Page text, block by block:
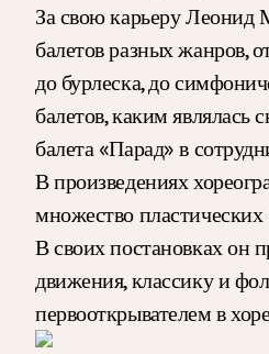
За свою карьеру
балетов разных жанров,
до бурлеска, до
балетов, каким являлась
балета «Парад» в
В произведениях
множество
В своих постановках он
движения, классику и
первооткрывателем в